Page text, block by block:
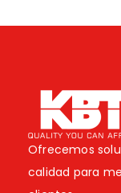
Ofrecemos
calidad para